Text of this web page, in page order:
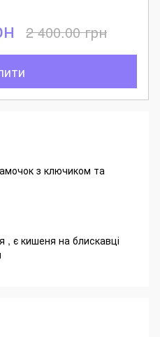
2 400.00 грн
з ключиком та
, є кишеня на блискавці